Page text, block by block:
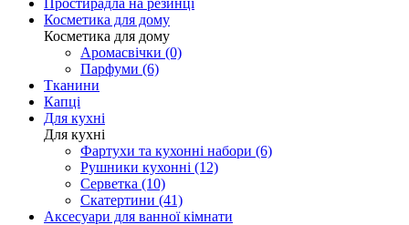
Косметика для дому
Косметика для дому
Аромасвічки (0)
Парфуми (6)
Тканини
Капці
Для кухні
Для кухні
Фартухи та кухонні набори (6)
Рушники кухонні (12)
Серветка (10)
Скатертини (41)
Аксесуари для ванної кімнати